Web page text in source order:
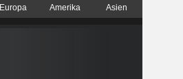
Europa Amerika Asien